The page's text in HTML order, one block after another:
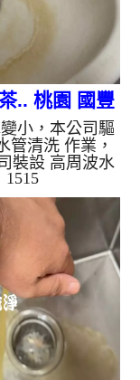
.. 桃園 國豐
管
小，本公司驅
管清洗 作業，
裝設 高周波水
至水管，等了
機 ，啟動 螺旋
出髒水，一下
看起來就像泡沫
出水變乾淨出水
水，如水管老
堆積，洗出來的
含有氧化錳，
洗出來的水會
綠色的水，是
鏽產生銅綠，
1515